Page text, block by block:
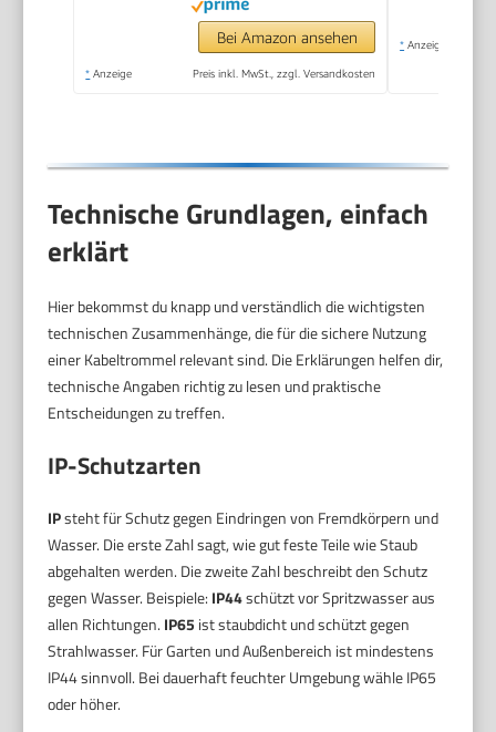
Bei Amazon ansehen
* Anzeige Preis inkl. MwSt., zzgl. Versandkosten
* Anzeige
Technische Grundlagen, einfach
erklärt
Hier bekommst du knapp und verständlich die wichtigsten
technischen Zusammenhänge, die für die sichere Nutzung
einer Kabeltrommel relevant sind. Die Erklärungen helfen dir,
technische Angaben richtig zu lesen und praktische
Entscheidungen zu treffen.
IP-Schutzarten
IPsteht für Schutz gegen Eindringen von Fremdkörpern und
Wasser. Die erste Zahl sagt, wie gut feste Teile wie Staub
abgehalten werden. Die zweite Zahl beschreibt den Schutz
gegen Wasser. Beispiele: IP44schützt vor Spritzwasser aus
allen Richtungen. IP65 ist staubdicht und schützt gegen
Strahlwasser. Für Garten und Außenbereich ist mindestens
IP44 sinnvoll. Bei dauerhaft feuchter Umgebung wähle IP65
oder höher.